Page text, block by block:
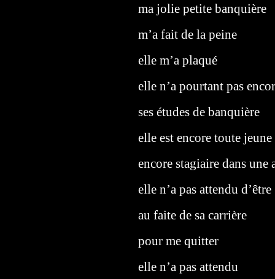
ma jolie petite banquière
m’a fait de la peine
elle m’a plaqué
elle n’a pourtant pas
ses études de banquière
elle est encore toute jeune
encore stagiaire dans
elle n’a pas attendu d’être
au faite de sa carrière
pour me quitter
elle n’a pas attendu